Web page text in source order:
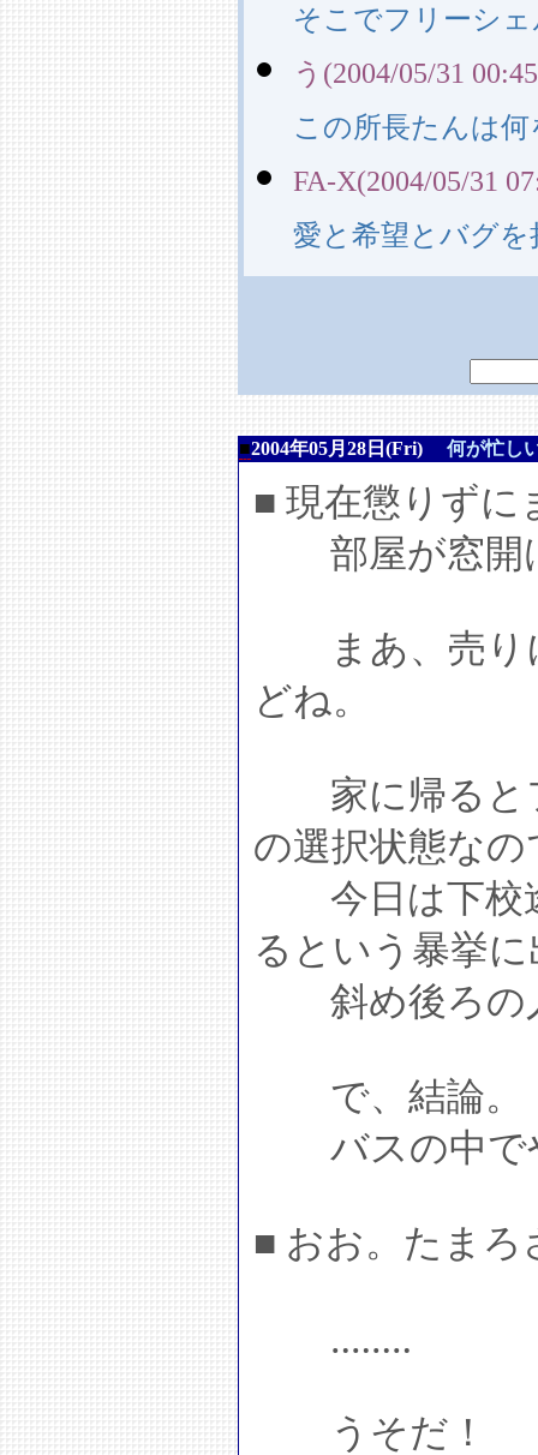
そこでフリーシ
う(2004/05/31
この所長たんは
FA-X(2004/05/31
愛と希望とバグ
■2004年05月28日(Fri) 何が忙し
■ 現在懲りずに
部屋が窓開
まあ、売り
どね。
家に帰ると
の選択状態なの
今日は下校
るという暴挙
斜め後ろの
で、結論。
バスの中で
■ おお。たま
‥‥‥‥
うそだ！